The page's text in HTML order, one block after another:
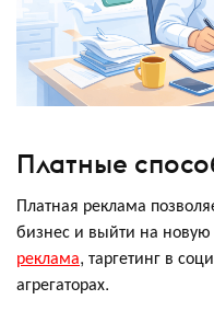
Платные
Платная реклама
бизнес и выйти на
реклама, таргетинг в
агрегаторах.